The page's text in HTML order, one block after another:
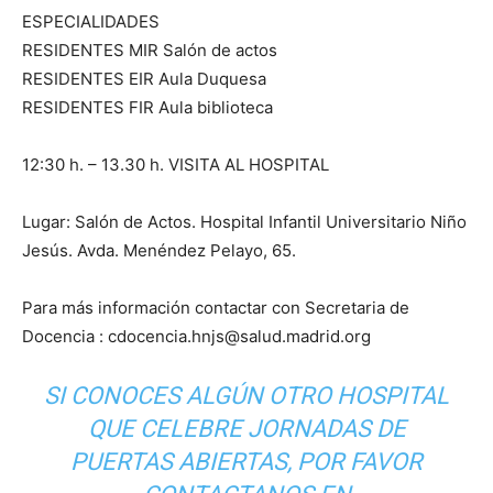
ESPECIALIDADES
RESIDENTES MIR Salón de actos
RESIDENTES EIR Aula Duquesa
RESIDENTES FIR Aula biblioteca
12:30 h. – 13.30 h. VISITA AL HOSPITAL
Lugar: Salón de Actos. Hospital Infantil Universitario Niño
Jesús. Avda. Menéndez Pelayo, 65.
Para más información contactar con Secretaria de
Docencia : cdocencia.hnjs@salud.madrid.org
SI CONOCES ALGÚN OTRO HOSPITAL
QUE CELEBRE JORNADAS DE
PUERTAS ABIERTAS, POR FAVOR